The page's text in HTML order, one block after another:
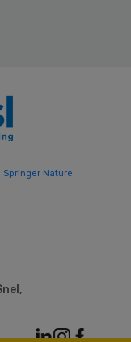
Springer Nature